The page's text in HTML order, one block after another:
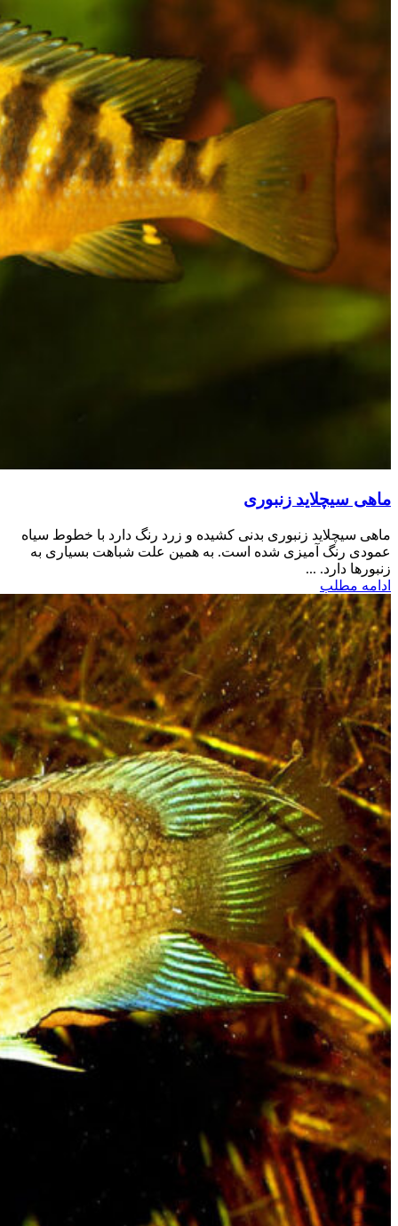
ماهی سیچلاید زنبوری
ماهی سیچلاید زنبوری بدنی کشیده و زرد رنگ دارد با خطوط سیاه
عمودی رنگ آمیزی شده است. به همین علت شباهت بسیاری به
زنبورها دارد. ...
ادامه مطلب